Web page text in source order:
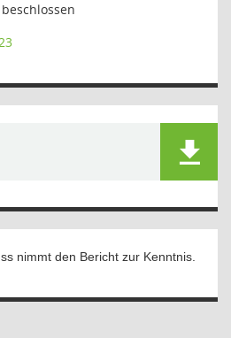
nimmt den Bericht zur Kenntnis.